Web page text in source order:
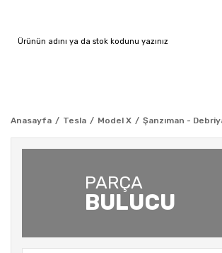
Anasayfa Tesla Model X Şanzıman -
PARÇA
BULUCU